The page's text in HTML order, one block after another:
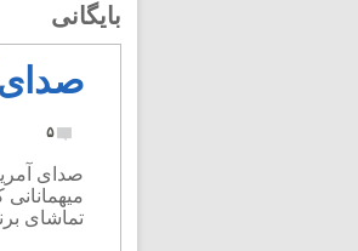
بایگانی
صدای
۵
صدای
تماشای